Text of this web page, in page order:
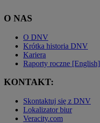
O NAS
O DNV
Krótka historia DNV
Kariera
Raporty roczne [English]
KONTAKT:
Skontaktuj się z DNV
Lokalizator biur
Veracity.com